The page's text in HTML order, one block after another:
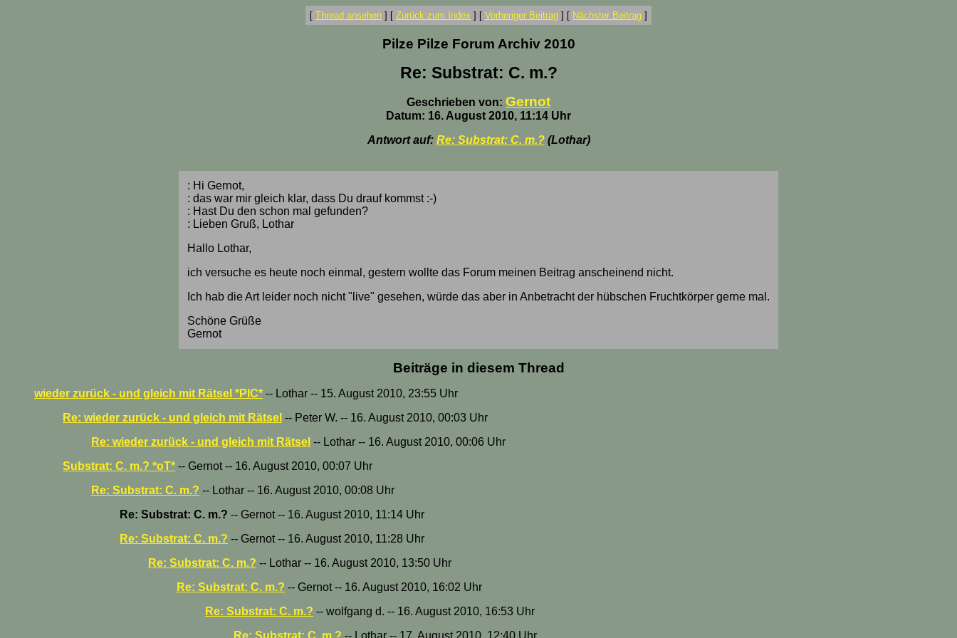
[ Thread ansehen ] [ Zurück zum Index ] [ Vorheriger Beitrag ] [ Nächster Beitrag ]
Pilze Pilze Forum Archiv 2010
Re: Substrat: C. m.?
Geschrieben von: Gernot
Datum: 16. August 2010, 11:14 Uhr
Antwort auf: Re: Substrat: C. m.?(Lothar)
: Hi Gernot,
: das war mir gleich klar, dass Du drauf kommst :-)
: Hast Du den schon mal gefunden?
: Lieben Gruß, Lothar
Hallo Lothar,
ich versuche es heute noch einmal, gestern wollte das Forum meinen Beitrag anscheinend nicht.
Ich hab die Art leider noch nicht "live" gesehen, würde das aber in Anbetracht der hübschen Fruchtkörper gerne mal.
Schöne Grüße
Gernot
Beiträge in diesem Thread
wieder zurück - und gleich mit Rätsel *PIC* -- Lothar -- 15. August 2010, 23:55 Uhr
Re: wieder zurück - und gleich mit Rätsel -- Peter W. -- 16. August 2010, 00:03 Uhr
Re: wieder zurück - und gleich mit Rätsel -- Lothar -- 16. August 2010, 00:06 Uhr
Substrat: C. m.? *oT* -- Gernot -- 16. August 2010, 00:07 Uhr
Re: Substrat: C. m.? -- Lothar -- 16. August 2010, 00:08 Uhr
Re: Substrat: C. m.? -- Gernot -- 16. August 2010, 11:14 Uhr
Re: Substrat: C. m.? -- Gernot -- 16. August 2010, 11:28 Uhr
Re: Substrat: C. m.? -- Lothar -- 16. August 2010, 13:50 Uhr
Re: Substrat: C. m.? -- Gernot -- 16. August 2010, 16:02 Uhr
Re: Substrat: C. m.? -- wolfgang d. -- 16. August 2010, 16:53 Uhr
Re: Substrat: C. m.? -- Lothar -- 17. August 2010, 12:40 Uhr